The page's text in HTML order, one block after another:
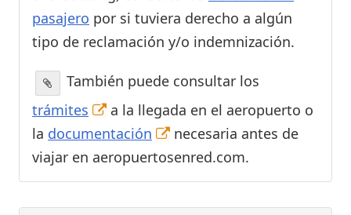
pasajero por si tuviera derecho a algún
tipo de reclamación y/o indemnización.
También puede consultar los
trámites
a la llegada en el aeropuerto o
la documentación
necesaria antes de
viajar en aeropuertosenred.com.